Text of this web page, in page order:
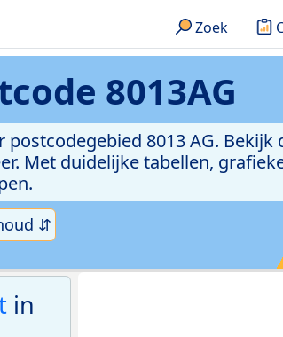
Zoek
8013AG
8013 AG. Bekijk
Met duidelijke tabellen,
⇵
in